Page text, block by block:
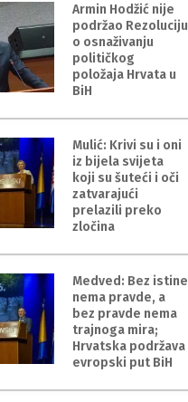
Armin Hodžić nije
podržao Rezoluciju
o osnaživanju
političkog
položaja Hrvata u
BiH
Mulić: Krivi su i oni
iz bijela svijeta
koji su šuteći i oči
zatvarajući
prelazili preko
zločina
Medved: Bez istine
nema pravde, a
bez pravde nema
trajnoga mira;
Hrvatska podržava
evropski put BiH